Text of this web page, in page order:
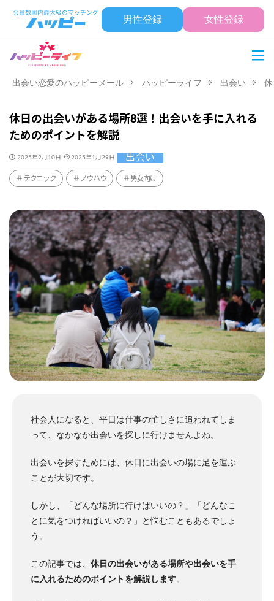
男性登録 女性登録
出会い恋愛のハッピーメール ハッピーライフ 出会い
休日の出会いがある場所8選！出会いを手に入れる
ためのポイントを解説
2025年2月10日 2025年1月29日 出会い
テクニック ノウハウ 男女向け
社会人になると、平日は仕事の忙しさに追われてしま
って、なかなか出会いを探しに行けませんよね。
出会いを探すためには、休日に出会いの場に足を運ぶ
ことが大切です。
しかし、「どんな場所に行けばいいの？」「どんなこ
とに気をつければいいの？」と悩むこともあるでしょ
う。
この記事では、 休日の出会いがある場所や出会いを手
に入れるためのポイントを解説します。